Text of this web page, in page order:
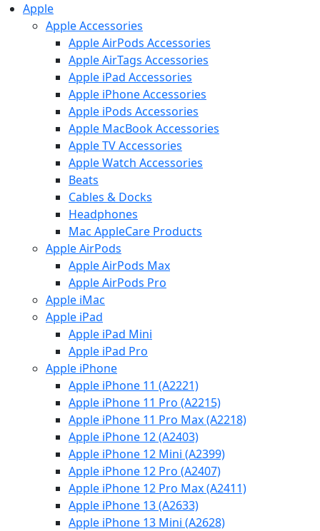
Apple
Apple Accessories
Apple AirPods Accessories
Apple AirTags Accessories
Apple iPad Accessories
Apple iPhone Accessories
Apple iPods Accessories
Apple MacBook Accessories
Apple TV Accessories
Apple Watch Accessories
Beats
Cables & Docks
Headphones
Mac AppleCare Products
Apple AirPods
Apple AirPods Max
Apple AirPods Pro
Apple iMac
Apple iPad
Apple iPad Mini
Apple iPad Pro
Apple iPhone
Apple iPhone 11 (A2221)
Apple iPhone 11 Pro (A2215)
Apple iPhone 11 Pro Max (A2218)
Apple iPhone 12 (A2403)
Apple iPhone 12 Mini (A2399)
Apple iPhone 12 Pro (A2407)
Apple iPhone 12 Pro Max (A2411)
Apple iPhone 13 (A2633)
Apple iPhone 13 Mini (A2628)